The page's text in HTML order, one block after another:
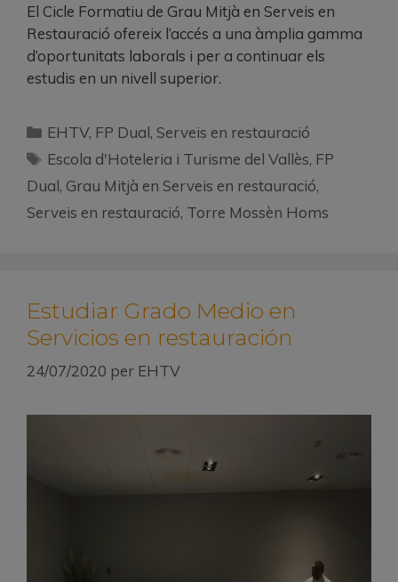
El Cicle Formatiu de Grau Mitjà en Serveis en
Restauració ofereix l’accés a una àmplia gamma
d’oportunitats laborals i per a continuar els
estudis en un nivell superior.
EHTV, FP Dual, Serveis en restauració
Escola d'Hoteleria i Turisme del Vallès, FP
Dual, Grau Mitjà en Serveis en restauració,
Serveis en restauració, Torre Mossèn Homs
Estudiar Grado Medio en
Servicios en restauración
24/07/2020 per EHTV